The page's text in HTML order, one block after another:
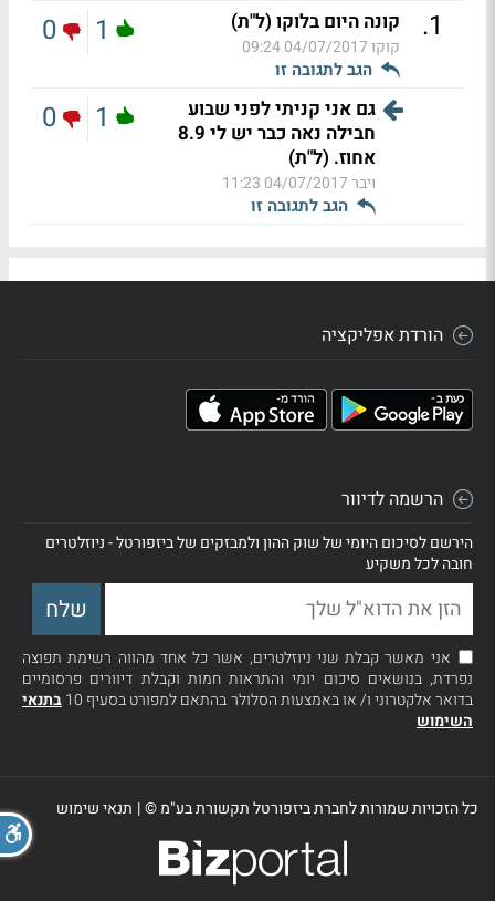
1
. קונה היום בלוקו (ל"ת)
קוקו04/07/2017 09:24
הגב לתגובה זו
1
0
גם אני קניתי לפני שבוע
חבילה נאה כבר יש לי 8.9
אחוז. (ל"ת)
ויבר04/07/2017 11:23
הגב לתגובה זו
1
0
הורדת אפליקציה
הרשמה לדיוור
הירשם לסיכום היומי של שוק ההון ולמבזקים של ביזפורטל - ניוזלטרים
חובה לכל משקיע
אני מאשר קבלת שני ניוזלטרים, אשר כל אחד מהווה רשימת תפוצה
נפרדת, בנושאים סיכום יומי והתראות חמות וקבלת דיוורים פרסומיים
בדואר אלקטרוני ו/ או באמצעות הסלולר בהתאם למפורט בסעיף 10
בתנאי
השימוש
כל הזכויות שמורות לחברת ביזפורטל תקשורת בע"מ ©| תנאי שימוש